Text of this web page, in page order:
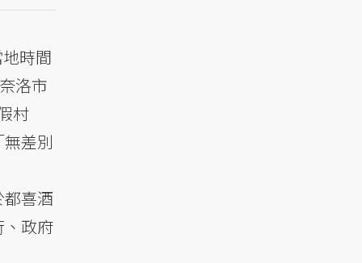
時間
洛市
村
差別
喜酒
政府